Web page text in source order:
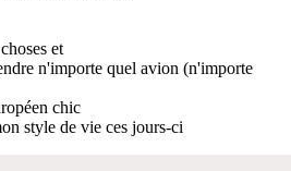
et
n'importe quel avion (n'importe
chic
style de vie ces jours-ci